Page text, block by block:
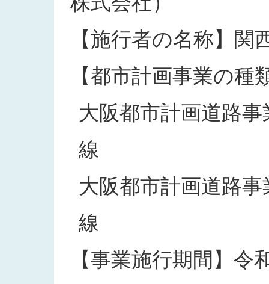
【施行者の名称】関
【都市計画事業の種
大阪都市計画道路
線
大阪都市計画道路
線
【事業施行期間】